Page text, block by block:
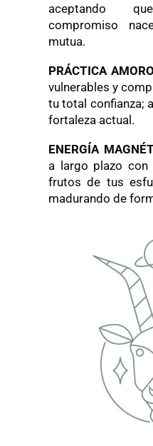
aceptando
compromiso
mutua.
PRÁCTICA
vulnerables y
tu total confianza;
fortaleza actual.
ENERGÍA
a largo plazo con
frutos de tus
madurando de